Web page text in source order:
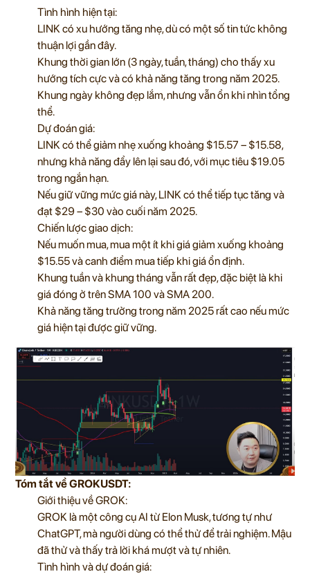
Tình hình hiện tại:
LINK có xu hướng tăng nhẹ, dù có một số tin tức không
thuận lợi gần đây.
Khung thời gian lớn (3 ngày, tuần, tháng) cho thấy xu
hướng tích cực và có khả năng tăng trong năm 2025.
Khung ngày không đẹp lắm, nhưng vẫn ổn khi nhìn tổng
thể.
Dự đoán giá:
LINK có thể giảm nhẹ xuống khoảng $15.57 – $15.58,
nhưng khả năng đẩy lên lại sau đó, với mục tiêu $19.05
trong ngắn hạn.
Nếu giữ vững mức giá này, LINK có thể tiếp tục tăng và
đạt $29 – $30 vào cuối năm 2025.
Chiến lược giao dịch:
Nếu muốn mua, mua một ít khi giá giảm xuống khoảng
$15.55 và canh điểm mua tiếp khi giá ổn định.
Khung tuần và khung tháng vẫn rất đẹp, đặc biệt là khi
giá đóng ở trên SMA 100 và SMA 200.
Khả năng tăng trưởng trong năm 2025 rất cao nếu mức
giá hiện tại được giữ vững.
Tóm tắt về GROKUSDT:
Giới thiệu về GROK:
GROK là một công cụ AI từ Elon Musk, tương tự như
ChatGPT, mà người dùng có thể thử để trải nghiệm. Mậu
đã thử và thấy trả lời khá mượt và tự nhiên.
Tình hình và dự đoán giá: